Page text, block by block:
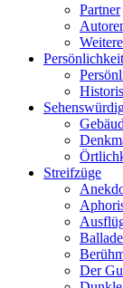
Partner
Streifzüge
Der